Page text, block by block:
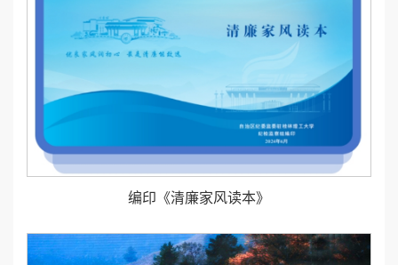
编印《清廉家风读本》